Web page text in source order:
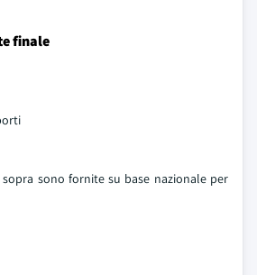
finale
sono fornite su base nazionale per